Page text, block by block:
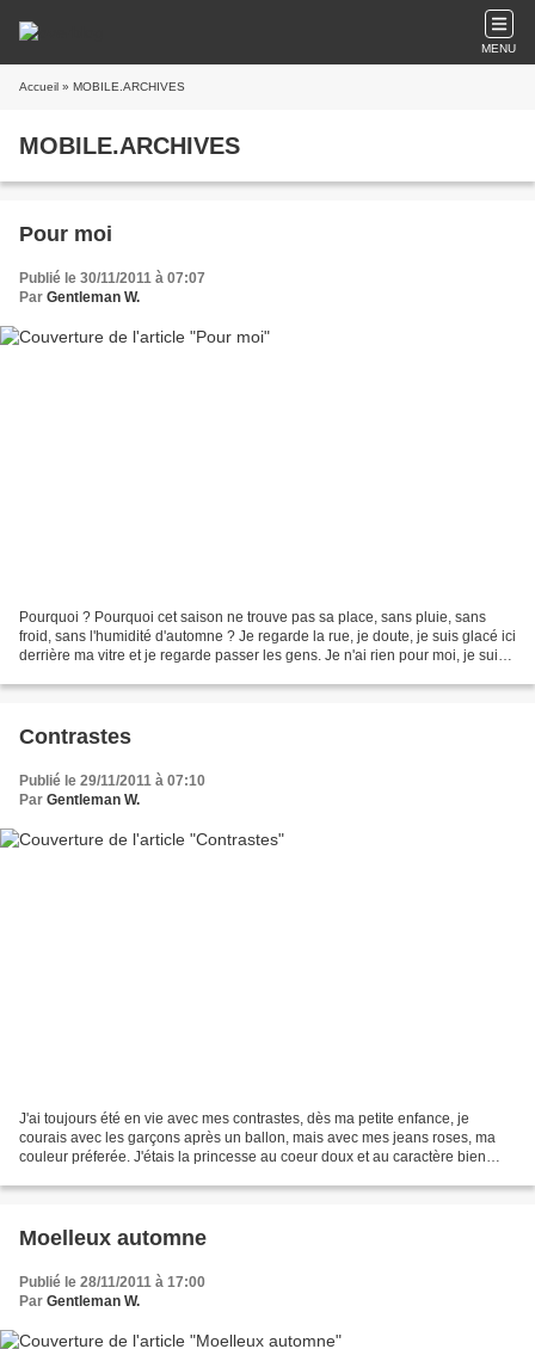
MENU
Accueil » MOBILE.ARCHIVES
MOBILE.ARCHIVES
Pour moi
Publié le 30/11/2011 à 07:07
Par Gentleman W.
Pourquoi ? Pourquoi cet saison ne trouve pas sa place, sans pluie, sans
froid, sans l'humidité d'automne ? Je regarde la rue, je doute, je suis glacé ici
derrière ma vitre et je regarde passer les gens. Je n'ai rien pour moi, je suis
Contrastes
Publié le 29/11/2011 à 07:10
Par Gentleman W.
J'ai toujours été en vie avec mes contrastes, dès ma petite enfance, je
courais avec les garçons après un ballon, mais avec mes jeans roses, ma
couleur préferée. J'étais la princesse au coeur doux et au caractère bien
Moelleux automne
Publié le 28/11/2011 à 17:00
Par Gentleman W.